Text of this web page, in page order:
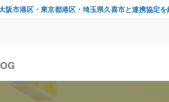
阪市港区・東京都港区・埼玉県久喜市と連携協定を